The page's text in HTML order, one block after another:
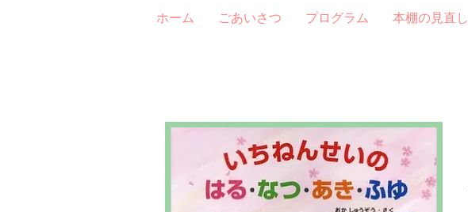
ホーム ごあいさつ プログラム 本棚の見直し